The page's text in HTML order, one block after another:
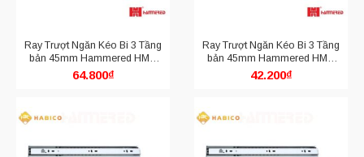
Ray Trượt Ngăn Kéo Bi 3 Tầng
bản 45mm Hammered HMR
4510.600
64.800₫
Ray Trượt Ngăn Kéo Bi 3 Tầng
bản 45mm Hammered HMR
4510.500
42.200₫